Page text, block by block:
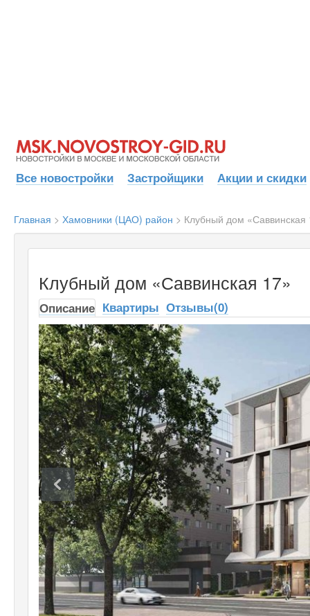
Все новостройки Застройщики Акции и скидки
Главная > Хамовники (ЦАО) район > Клубный дом «Саввинская
Клубный дом «Саввинская 17»
Описание Квартиры Отзывы(0)